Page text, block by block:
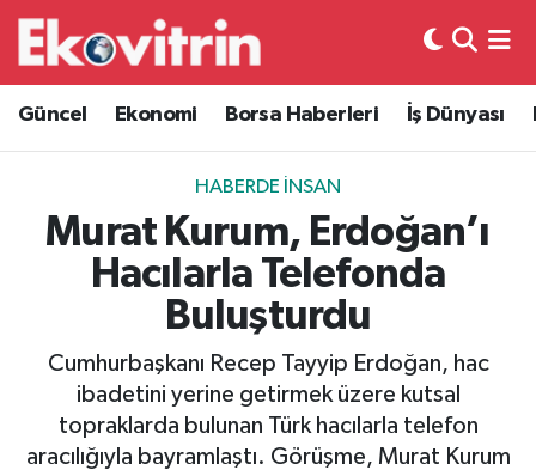
Güncel Ekonomi Borsa Haberleri İş Dünyası
HABERDE İNSAN
Murat Kurum, Erdoğan’ı
Hacılarla Telefonda
Buluşturdu
Cumhurbaşkanı Recep Tayyip Erdoğan, hac
ibadetini yerine getirmek üzere kutsal
topraklarda bulunan Türk hacılarla telefon
aracılığıyla bayramlaştı. Görüşme, Murat Kurum
Güncel
Ekonomi
Borsa Haberleri
İş Dünyası
Otovitrin
Asayiş
Hava Durumu
Trafik Durumu
Süper Lig Puan Durumu ve Fikstür
Tüm Manşetler
Son Dakika Haberleri
Haber Arşivi